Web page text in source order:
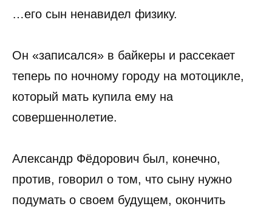
…его сын ненавидел физику.
Он «записался» в байкеры и рассекает
теперь по ночному городу на мотоцикле,
который мать купила ему на
совершеннолетие.
Александр Фёдорович был, конечно,
против, говорил о том, что сыну нужно
подумать о своем будущем, окончить